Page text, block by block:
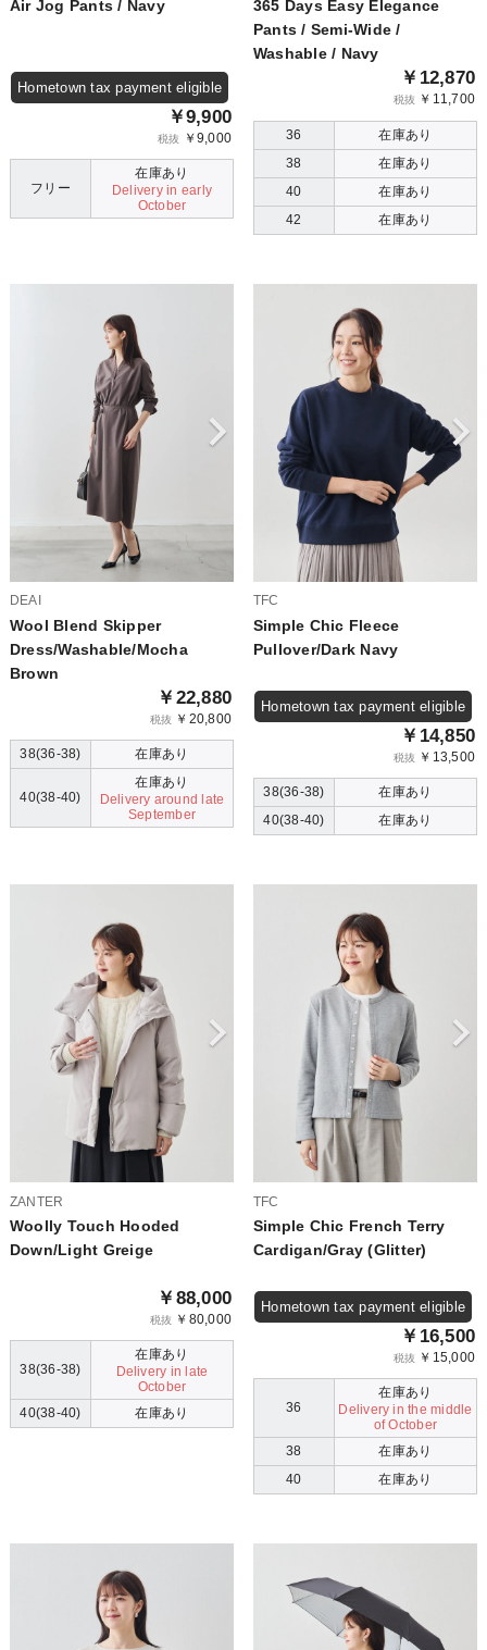
Air Jog Pants / Navy
Hometown tax payment eligible
￥9,900
税抜 ￥9,000
フリー
在庫あり
Delivery in early
October
365 Days Easy Elegance
Pants / Semi-Wide /
Washable / Navy
￥12,870
税抜 ￥11,700
36
在庫あり
38
在庫あり
40
在庫あり
42
在庫あり
DEAI
Wool Blend Skipper
Dress/Washable/Mocha
Brown
￥22,880
税抜 ￥20,800
38(36-38) 在庫あり
40(38-40)
在庫あり
Delivery around late
September
TFC
Simple Chic Fleece
Pullover/Dark Navy
Hometown tax payment eligible
￥14,850
税抜 ￥13,500
38(36-38)
在庫あり
40(38-40)
在庫あり
ZANTER
Woolly Touch Hooded
Down/Light Greige
￥88,000
税抜 ￥80,000
38(36-38)
在庫あり
Delivery in late
October
40(38-40)
在庫あり
TFC
Simple Chic French Terry
Cardigan/Gray (Glitter)
Hometown tax payment eligible
￥16,500
税抜 ￥15,000
36
在庫あり
Delivery in the middle
of October
38
在庫あり
40
在庫あり